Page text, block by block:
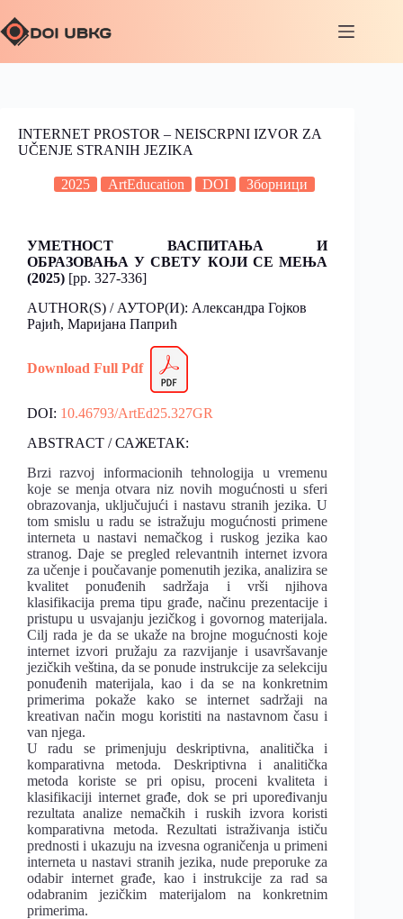
INTERNET PROSTOR – NEISCRPNI IZVOR ZA
UČENJE STRANIH JEZIKA
2025 ArtEducation DOI Зборници
УМЕТНОСТ ВАСПИТАЊА И
ОБРАЗОВАЊА У СВЕТУ КОЈИ СЕ МЕЊА
(2025) [pp. 327-336]
AUTHOR(S) / АУТОР(И): Александра Гојков
Рајић, Маријана Папрић
Download Full Pdf
DOI: 10.46793/ArtEd25.327GR
ABSTRACT / САЖЕТАК:
Brzi razvoj informacionih tehnologija u vremenu
koje se menja otvara niz novih mogućnosti u sferi
obrazovanja, uključujući i nastavu stranih jezika. U
tom smislu u radu se istražuju mogućnosti primene
interneta u nastavi nemačkog i ruskog jezika kao
stranog. Daje se pregled relevantnih internet izvora
za učenje i poučavanje pomenutih jezika, analizira se
kvalitet ponuđenih sadržaja i vrši njihova
klasifikacija prema tipu građe, načinu prezentacije i
pristupu u usvajanju jezičkog i govornog materijala.
Cilj rada je da se ukaže na brojne mogućnosti koje
internet izvori pružaju za razvijanje i usavršavanje
jezičkih veština, da se ponude instrukcije za selekciju
ponuđenih materijala, kao i da se na konkretnim
primerima pokaže kako se internet sadržaji na
kreativan način mogu koristiti na nastavnom času i
van njega.
U radu se primenjuju deskriptivna, analitička i
komparativna metoda. Deskriptivna i analitička
metoda koriste se pri opisu, proceni kvaliteta i
klasifikaciji internet građe, dok se pri upoređivanju
rezultata analize nemačkih i ruskih izvora koristi
komparativna metoda. Rezultati istraživanja ističu
prednosti i ukazuju na izvesna ograničenja u primeni
interneta u nastavi stranih jezika, nude preporuke za
odabir internet građe, kao i instrukcije za rad sa
odabranim jezičkim materijalom na konkretnim
primerima.